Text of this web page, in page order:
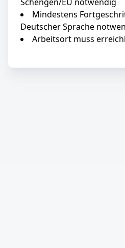
Mindestens
Deutscher Sprache
Arbeitsort muss